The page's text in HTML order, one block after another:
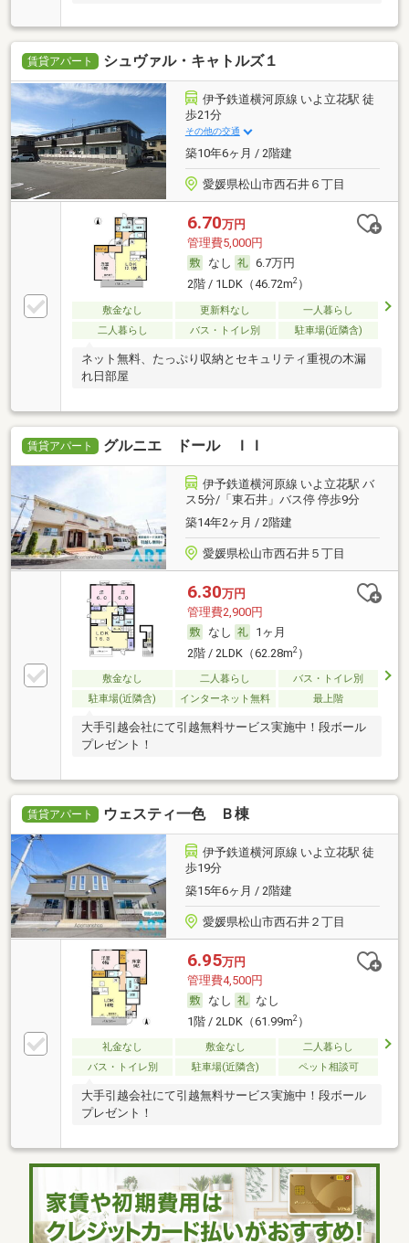
賃貸アパート シュヴァル・キャトルズ１
伊予鉄道横河原線 いよ立花駅 徒
歩21分
その他の交通
築10年6ヶ月 / 2階建
愛媛県松山市西石井６丁目
6.70万円
管理費5,000円
なし
6.7万円
2階 / 1LDK（46.72m2）
敷金なし 更新料なし
一人暮らし
二人暮らし
バス・トイレ別 駐車場(近隣含)
ネット無料、たっぷり収納とセキュリティ重視の木漏
れ日部屋
賃貸アパート グルニエ ドール ＩＩ
伊予鉄道横河原線 いよ立花駅 バ
ス5分/「東石井」バス停 停歩9分
築14年2ヶ月 / 2階建
愛媛県松山市西石井５丁目
6.30万円
管理費2,900円
なし
1ヶ月
2階 / 2LDK（62.28m2）
敷金なし 二人暮らし
バス・トイレ別
駐車場(近隣含)
インターネット無料 最上階
大手引越会社にて引越無料サービス実施中！段ボール
プレゼント！
賃貸アパート ウェスティ一色 Ｂ棟
伊予鉄道横河原線 いよ立花駅 徒
歩19分
築15年6ヶ月 / 2階建
愛媛県松山市西石井２丁目
6.95万円
管理費4,500円
なし
なし
1階 / 2LDK（61.99m2）
礼金なし 敷金なし
二人暮らし
バス・トイレ別
駐車場(近隣含) ペット相談可
大手引越会社にて引越無料サービス実施中！段ボール
プレゼント！